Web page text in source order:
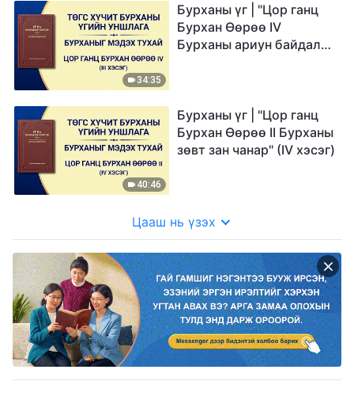
34:35
Бурханы үг | "Цор ганц
Бурхан Өөрөө IV
Бурханы ариун байдал
40:46
Бурханы үг | "Цор ганц
Бурхан Өөрөө II Бурханы
зөвт зан чанар" (IV хэсэг)
Цааш нь үзэх